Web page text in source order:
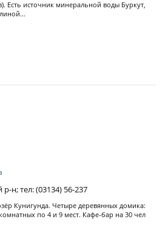
Есть источник минеральной воды Буркут,
н; тел: (03134) 56-237
Кунигунда. Четыре деревянных домика:
по 4 и 9 мест. Кафе-бар на 30 чел